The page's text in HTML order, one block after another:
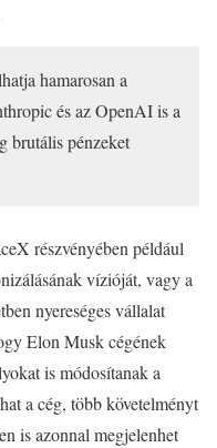
hamarosan a
és az OpenAI is a
brutális pénzeket
részvényében például
vízióját, vagy a
nyereséges vállalat
Elon Musk cégének
is módosítanak a
a cég, több követelményt
is azonnal megjelenhet